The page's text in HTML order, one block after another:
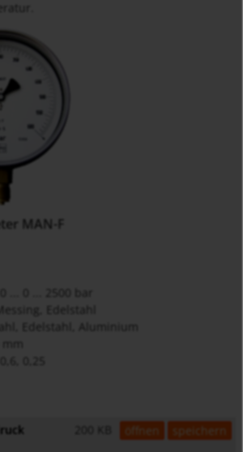
MAN-F
Edelstahl
Edelstahl, Aluminium
200 KB öffnen speichern